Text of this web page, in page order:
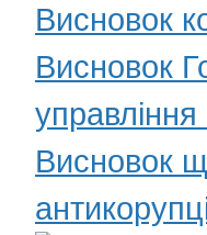
Висновок
Висновок
Висновок